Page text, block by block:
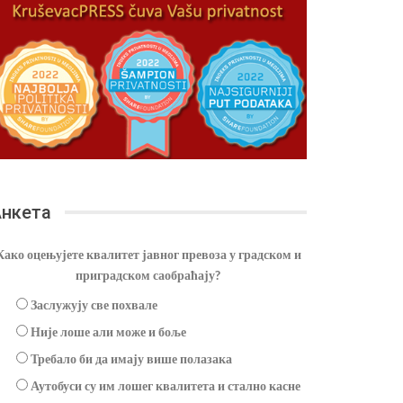
оцењујете квалитет јавног превоза у градском и
приградском саобраћају?
Заслужују све похвале
Није лоше али може и боље
Требало би да имају више полазака
Аутобуси су им лошег квалитета и стално касне